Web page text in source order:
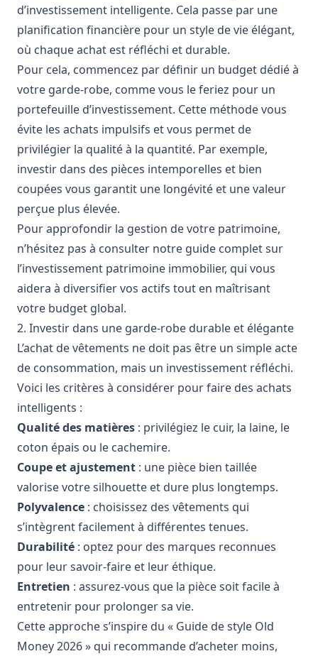
d’investissement intelligente. Cela passe par une
planification financière pour un style de vie élégant,
où chaque achat est réfléchi et durable.
Pour cela, commencez par définir un budget dédié à
votre garde-robe, comme vous le feriez pour un
portefeuille d’investissement. Cette méthode vous
évite les achats impulsifs et vous permet de
privilégier la qualité à la quantité. Par exemple,
investir dans des pièces intemporelles et bien
coupées vous garantit une longévité et une valeur
perçue plus élevée.
Pour approfondir la gestion de votre patrimoine,
n’hésitez pas à consulter notre guide complet sur
l’investissement patrimoine immobilier, qui vous
aidera à diversifier vos actifs tout en maîtrisant
votre budget global.
2. Investir dans une garde-robe durable et élégante
L’achat de vêtements ne doit pas être un simple acte
de consommation, mais un investissement réfléchi.
Voici les critères à considérer pour faire des achats
intelligents :
Qualité des matières : privilégiez le cuir, la laine, le
coton épais ou le cachemire.
Coupe et ajustement : une pièce bien taillée
valorise votre silhouette et dure plus longtemps.
Polyvalence : choisissez des vêtements qui
s’intègrent facilement à différentes tenues.
Durabilité : optez pour des marques reconnues
pour leur savoir-faire et leur éthique.
Entretien : assurez-vous que la pièce soit facile à
entretenir pour prolonger sa vie.
Cette approche s’inspire du « Guide de style Old
Money 2026 » qui recommande d’acheter moins,